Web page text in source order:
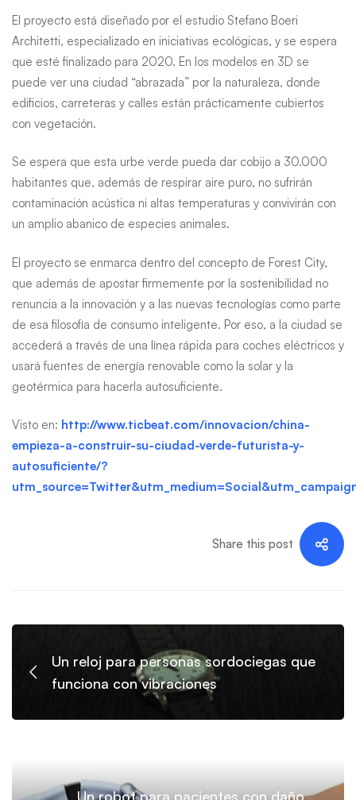
El proyecto está diseñado por el estudio Stefano Boeri
Architetti, especializado en iniciativas ecológicas, y se espera
que esté finalizado para 2020. En los modelos en 3D se
puede ver una ciudad “abrazada” por la naturaleza, donde
edificios, carreteras y calles están prácticamente cubiertos
con vegetación.
Se espera que esta urbe verde pueda dar cobijo a 30.000
habitantes que, además de respirar aire puro, no sufrirán
contaminación acústica ni altas temperaturas y convivirán con
un amplio abanico de especies animales.
El proyecto se enmarca dentro del concepto de Forest City,
que además de apostar firmemente por la sostenibilidad no
renuncia a la innovación y a las nuevas tecnologías como parte
de esa filosofía de consumo inteligente. Por eso, a la ciudad se
accederá a través de una línea rápida para coches eléctricos y
usará fuentes de energía renovable como la solar y la
geotérmica para hacerla autosuficiente.
Visto en: http://www.ticbeat.com/innovacion/china-
empieza-a-construir-su-ciudad-verde-futurista-y-
autosuficiente/?
Share this post
Un reloj para personas sordociegas que
funciona con vibraciones
Un robot para pacientes con daño